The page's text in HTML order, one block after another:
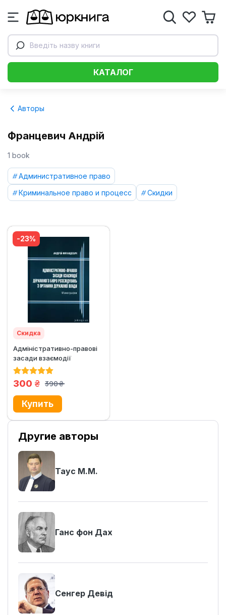
Введіть назву книги
КАТАЛОГ
Авторы
Францевич Андрій
1 book
Административное право
Криминальное право и процесс
Скидки
Скидка
Адміністративно-правові
засади взаємодії
державного бюро
-23%
390
грн.
300 грн.
Другие авторы
Таус М.М.
Ганс фон Дах
Сенгер Девід